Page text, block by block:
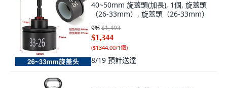
40~50mm 旋蓋頭(加長), 1個, 旋蓋頭
（26-33mm）, 旋蓋頭（26-33mm）
9%$1,493
$1,344
($1344.00/1個)
8/19 預計送達